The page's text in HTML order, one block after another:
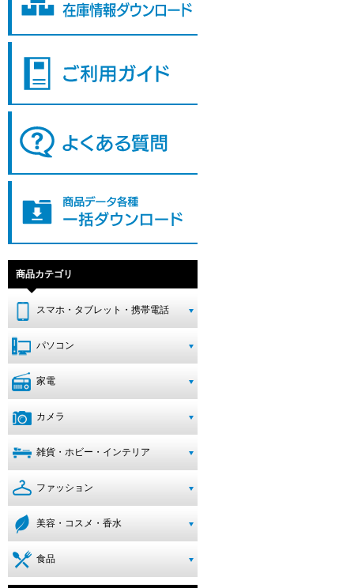
商品カテゴリ
スマホ・タブレット・携帯電話
パソコン
家電
カメラ
雑貨・ホビー・インテリア
ファッション
美容・コスメ・香水
食品